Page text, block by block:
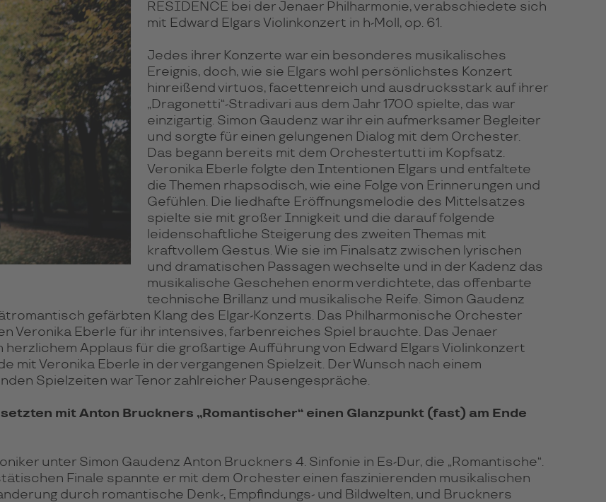
RESIDENCE bei der Jenaer Philharmonie, verabschiedete sich
mit Edward Elgars Violinkonzert in h-Moll, op. 61.
Jedes ihrer Konzerte war ein besonderes musikalisches
Ereignis, doch, wie sie Elgars wohl persönlichstes Konzert
hinreißend virtuos, facettenreich und ausdrucksstark auf ihrer
„Dragonetti“-Stradivari aus dem Jahr 1700 spielte, das war
einzigartig. Simon Gaudenz war ihr ein aufmerksamer Begleiter
und sorgte für einen gelungenen Dialog mit dem Orchester.
Das begann bereits mit dem Orchestertutti im Kopfsatz.
Veronika Eberle folgte den Intentionen Elgars und entfaltete
die Themen rhapsodisch, wie eine Folge von Erinnerungen und
Gefühlen. Die liedhafte Eröffnungsmelodie des Mittelsatzes
spielte sie mit großer Innigkeit und die darauf folgende
leidenschaftliche Steigerung des zweiten Themas mit
kraftvollem Gestus. Wie sie im Finalsatz zwischen lyrischen
und dramatischen Passagen wechselte und in der Kadenz das
musikalische Geschehen enorm verdichtete, das offenbarte
technische Brillanz und musikalische Reife. Simon Gaudenz
gefärbten Klang des Elgar-Konzerts. Das Philharmonische Orchester
Veronika Eberle für ihr intensives, farbenreiches Spiel brauchte. Das Jenaer
Applaus für die großartige Aufführung von Edward Elgars Violinkonzert
mit Veronika Eberle in der vergangenen Spielzeit. Der Wunsch nach einem
Spielzeiten war Tenor zahlreicher Pausengespräche.
mit Anton Bruckners „Romantischer“ einen Glanzpunkt (fast) am Ende
unter Simon Gaudenz Anton Bruckners 4. Sinfonie in Es-Dur, die „Romantische“.
Finale spannte er mit dem Orchester einen faszinierenden musikalischen
durch romantische Denk-, Empfindungs- und Bildwelten, und Bruckners